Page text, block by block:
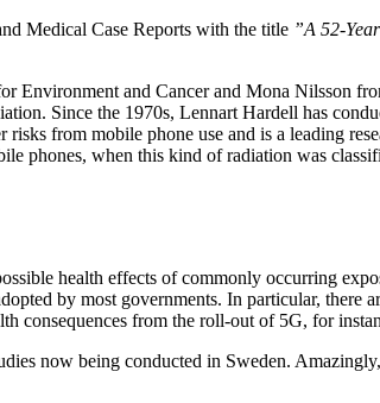
Medical Case Reports with the title ”A 52-
and Cancer and Mona Nilsson
Since the 1970s, Lennart Hardell has
from mobile phone use and is a leading
phones, when this kind of radiation was
health effects of commonly occurring
by most governments. In particular,
consequences from the roll-out of 5G, for
now being conducted in Sweden.